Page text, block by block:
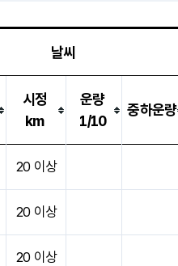
날씨
시정
km
운량
1/10
중하운량
20 이상
20 이상
20 이상